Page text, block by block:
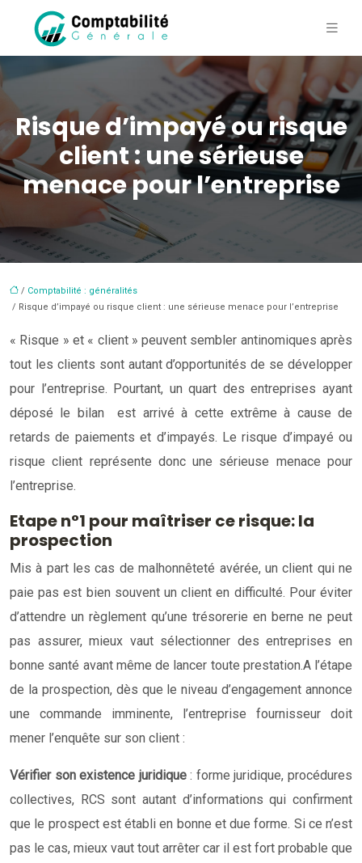
Risque d’impayé ou risque
client : une sérieuse
menace pour l’entreprise
/ Comptabilité : généralités
/ Risque d’impayé ou risque client : une sérieuse menace pour l’entreprise
« Risque » et « client » peuvent sembler antinomiques après
tout les clients sont autant d’opportunités de se développer
pour l’entreprise. Pourtant, un quart des entreprises ayant
déposé le bilan est arrivé à cette extrême à cause de
retards de paiements et d’impayés. Le risque d’impayé ou
risque client représente donc une sérieuse menace pour
l’entreprise.
Etape n°1 pour maîtriser ce risque: la
prospection
Mis à part les cas de malhonnêteté avérée, un client qui ne
paie pas est bien souvent un client en difficulté. Pour éviter
d’attendre un règlement qu’une trésorerie en berne ne peut
pas assurer, mieux vaut sélectionner des entreprises en
bonne santé avant même de lancer toute prestation.A l’étape
de la prospection, dès que le niveau d’engagement annonce
une commande imminente, l’entreprise fournisseur doit
mener l’enquête sur son client :
Vérifier son existence juridique: forme juridique, procédures
collectives, RCS sont autant d’informations qui confirment
que le prospect est établi en bonne et due forme. Si ce n’est
pas le cas, mieux vaut tout arrêter car il est fort probable que